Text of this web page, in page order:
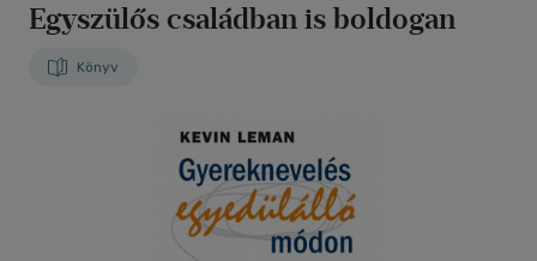
Egyszülős családban is boldogan
Könyv